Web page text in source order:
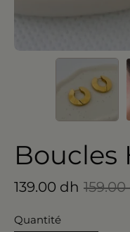
Boucles
139.00 dh
Quantité